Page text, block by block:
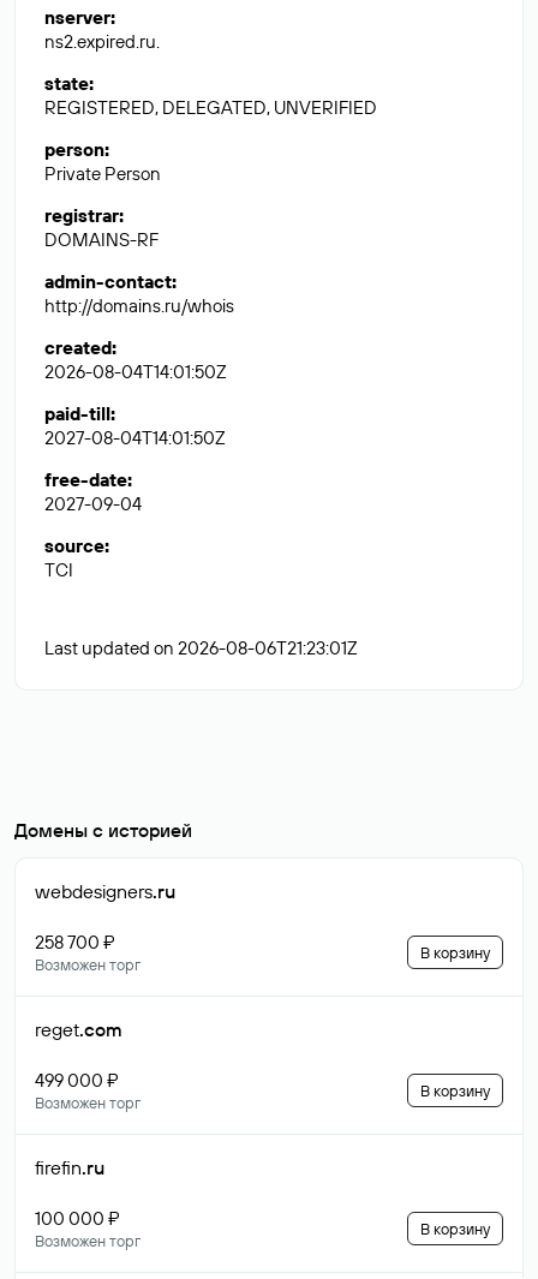
nserver:
ns2.expired.ru.
state:
REGISTERED, DELEGATED, UNVERIFIED
person:
Private Person
registrar:
DOMAINS-RF
admin-contact:
http://domains.ru/whois
created:
2026-08-04T14:01:50Z
paid-till:
2027-08-04T14:01:50Z
free-date:
2027-09-04
source:
TCI
Last updated on 2026-08-06T21:23:01Z
Домены с историей
webdesigners.ru
258 700 ₽
Возможен торг
В корзину
reget.com
499 000 ₽
Возможен торг
В корзину
firefin.ru
100 000 ₽
Возможен торг
В корзину